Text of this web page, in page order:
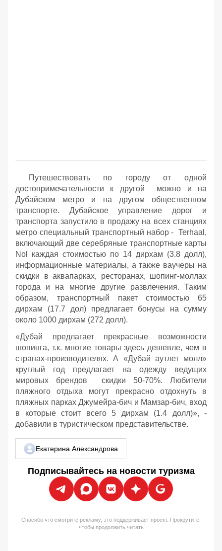
Путешествовать по городу от одной
достопримечательности к другой можно и на
Дубайском метро и на другом общественном
транспорте. Дубайское управление дорог и
транспорта запустило в продажу на всех станциях
метро специальный транспортный набор - Terhaal,
включающий две серебряные транспортные карты
Nol каждая стоимостью по 14 дирхам (3.8 долл),
информационные материалы, а также ваучеры на
скидки в аквапарках, ресторанах, шопинг-моллах
города и на многие другие развлечения. Таким
образом, транспортный пакет стоимостью 65
дирхам (17.7 дол) предлагает бонусы на сумму
около 1000 дирхам (272 долл).
«Дубай предлагает прекрасные возможности
шопинга, т.к. многие товары здесь дешевле, чем в
странах-производителях. А «Дубай аутлет молл»
круглый год предлагает на одежду ведущих
мировых брендов скидки 50-70%. Любители
пляжного отдыха могут прекрасно отдохнуть в
пляжных парках Джумейра-бич и Мамзар-бич, вход
в которые стоит всего 5 дирхам (1.4 долл)», -
добавили в туристическом представительстве.
Екатерина Александрова
Подписывайтесь на новости туризма
Спасибо что смотрите рекламу, это поддерживает проект. Прокрутите,
чтобы продолжить читать